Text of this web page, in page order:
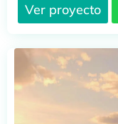
Ver proyecto